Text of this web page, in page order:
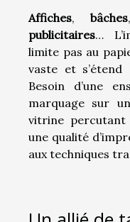
Affiches,bâches
publicitaires…
limite pas au
vaste et
Besoin d’une
marquage sur
vitrine percutant
une qualité
aux techniques